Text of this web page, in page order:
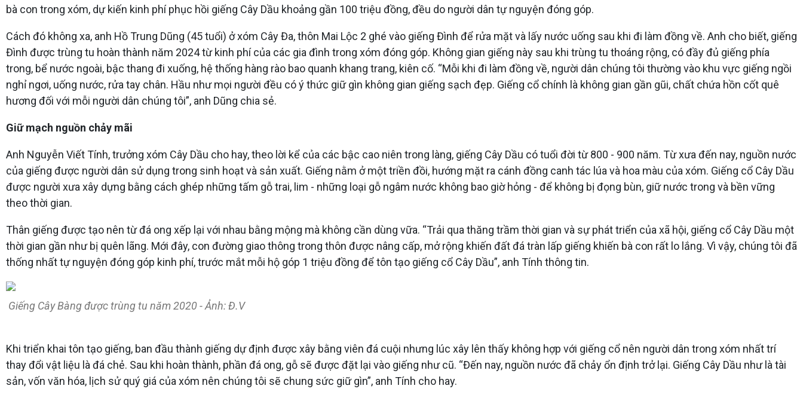
bà con trong xóm, dự kiến kinh phí phục hồi giếng Cây Dầu khoảng gần 100 triệu đồng, đều do người dân tự nguyện đóng góp.
Cách đó không xa, anh Hồ Trung Dũng (45 tuổi) ở xóm Cây Đa, thôn Mai Lộc 2 ghé vào giếng Đình để rửa mặt và lấy nước uống sau khi đi làm đồng về. Anh cho biết, giếng
Đình được trùng tu hoàn thành năm 2024 từ kinh phí của các gia đình trong xóm đóng góp. Không gian giếng này sau khi trùng tu thoáng rộng, có đầy đủ giếng phía
trong, bể nước ngoài, bậc thang đi xuống, hệ thống hàng rào bao quanh khang trang, kiên cố. “Mỗi khi đi làm đồng về, người dân chúng tôi thường vào khu vực giếng ngồi
nghỉ ngơi, uống nước, rửa tay chân. Hầu như mọi người đều có ý thức giữ gìn không gian giếng sạch đẹp. Giếng cổ chính là không gian gần gũi, chất chứa hồn cốt quê
hương đối với mỗi người dân chúng tôi”, anh Dũng chia sẻ.
Giữ mạch nguồn chảy mãi
Anh Nguyễn Viết Tính, trưởng xóm Cây Dầu cho hay, theo lời kể của các bậc cao niên trong làng, giếng Cây Dầu có tuổi đời từ 800 - 900 năm. Từ xưa đến nay, nguồn nước
của giếng được người dân sử dụng trong sinh hoạt và sản xuất. Giếng nằm ở một triền đồi, hướng mặt ra cánh đồng canh tác lúa và hoa màu của xóm. Giếng cổ Cây Dầu
được người xưa xây dựng bằng cách ghép những tấm gỗ trai, lim - những loại gỗ ngâm nước không bao giờ hỏng - để không bị đọng bùn, giữ nước trong và bền vững
theo thời gian.
Thân giếng được tạo nên từ đá ong xếp lại với nhau bằng mộng mà không cần dùng vữa. “Trải qua thăng trầm thời gian và sự phát triển của xã hội, giếng cổ Cây Dầu một
thời gian gần như bị quên lãng. Mới đây, con đường giao thông trong thôn được nâng cấp, mở rộng khiến đất đá tràn lấp giếng khiến bà con rất lo lắng. Vì vậy, chúng tôi đã
thống nhất tự nguyện đóng góp kinh phí, trước mắt mỗi hộ góp 1 triệu đồng để tôn tạo giếng cổ Cây Dầu”, anh Tính thông tin.
Giếng Cây Bàng được trùng tu năm 2020 - Ảnh: Đ.V
Khi triển khai tôn tạo giếng, ban đầu thành giếng dự định được xây bằng viên đá cuội nhưng lúc xây lên thấy không hợp với giếng cổ nên người dân trong xóm nhất trí
thay đổi vật liệu là đá chẻ. Sau khi hoàn thành, phần đá ong, gỗ sẽ được đặt lại vào giếng như cũ. “Đến nay, nguồn nước đã chảy ổn định trở lại. Giếng Cây Dầu như là tài
sản, vốn văn hóa, lịch sử quý giá của xóm nên chúng tôi sẽ chung sức giữ gìn”, anh Tính cho hay.